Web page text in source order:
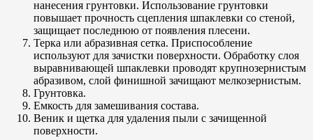
нанесения грунтовки. Использование грунтовки
повышает прочность сцепления шпаклевки со стеной,
защищает последнюю от появления плесени.
Терка или абразивная сетка. Приспособление
используют для зачистки поверхности. Обработку слоя
выравнивающей шпаклевки проводят крупнозернистым
абразивом, слой финишной зачищают мелкозернистым.
Грунтовка.
Емкость для замешивания состава.
Веник и щетка для удаления пыли с зачищенной
поверхности.